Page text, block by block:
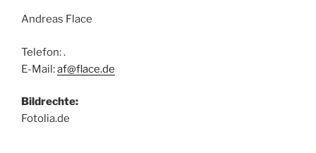
Andreas Flace
Telefon: .
E-Mail:af@flace.de
Bildrechte:
Fotolia.de